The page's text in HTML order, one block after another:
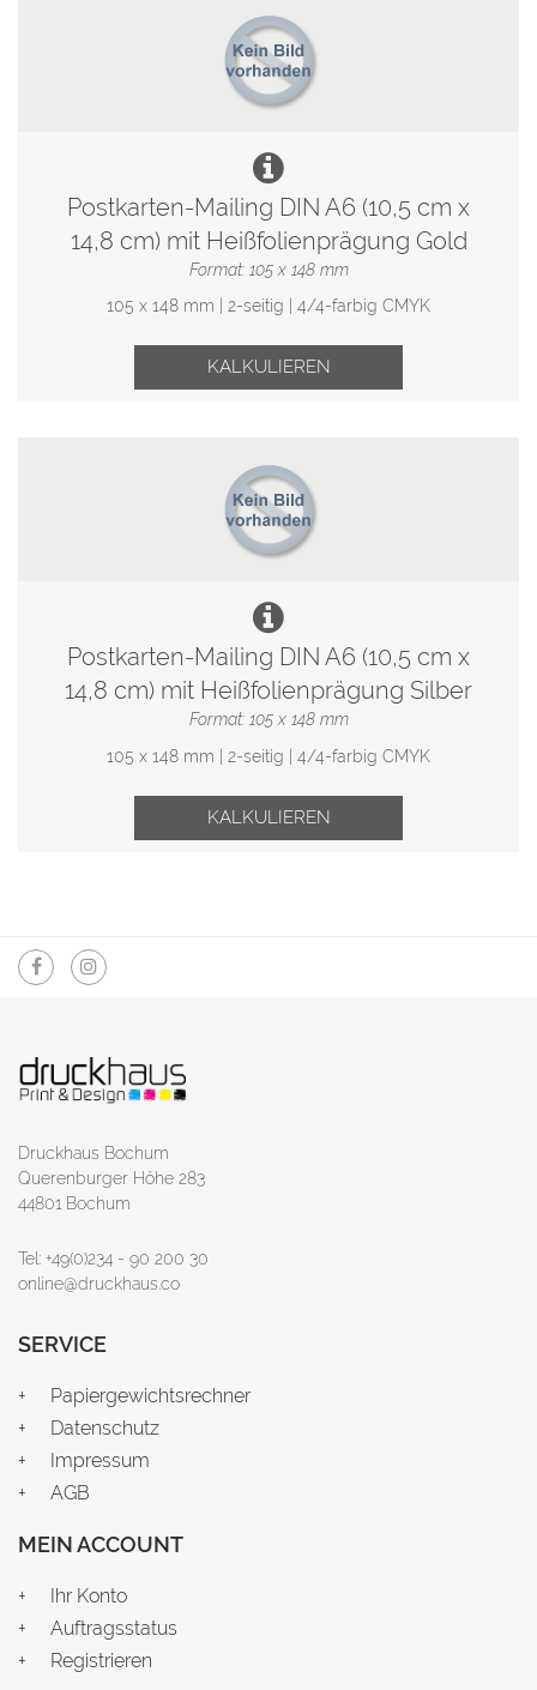
Postkarten-Mailing DIN A6 (10,5 cm x
14,8 cm) mit Heißfolienprägung Gold
Format: 105 x 148 mm
105 x 148 mm | 2-seitig | 4/4-farbig CMYK
KALKULIEREN
Postkarten-Mailing DIN A6 (10,5 cm x
14,8 cm) mit Heißfolienprägung Silber
Format: 105 x 148 mm
105 x 148 mm | 2-seitig | 4/4-farbig CMYK
KALKULIEREN
Druckhaus Bochum
Querenburger Höhe 283
44801 Bochum
Tel: +49(0)234 - 90 200 30
online@druckhaus.co
SERVICE
Papiergewichtsrechner
Datenschutz
Impressum
AGB
MEIN ACCOUNT
Ihr Konto
Auftragsstatus
Registrieren